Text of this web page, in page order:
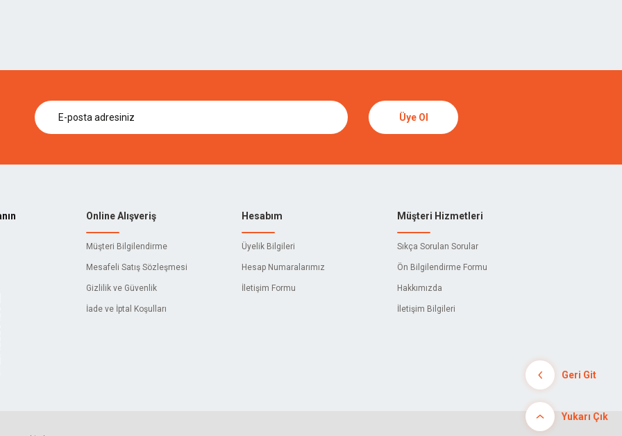
Üye Ol
Online Alışveriş
Müşteri Bilgilendirme
Mesafeli Satış Sözleşmesi
Gizlilik ve Güvenlik
İade ve İptal Koşulları
Hesabım
Üyelik Bilgileri
Hesap Numaralarımız
İletişim Formu
Müşteri Hizmetleri
Sıkça Sorulan Sorular
Ön Bilgilendirme Formu
Hakkımızda
İletişim Bilgileri
Geri Git
Yukarı Çık